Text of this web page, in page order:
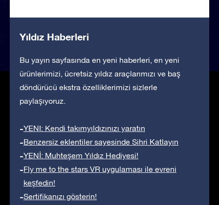
Yıldız Haberleri
Bu yayın sayfasında en yeni haberleri, en yeni
ürünlerimizi, ücretsiz yıldız araçlarımızı ve baş
döndürücü ekstra özelliklerimizi sizlerle
paylaşıyoruz.
YENI: Kendi takımyıldızınızı yaratın
Benzersiz eklentiler sayesinde Sihri Katlayın
YENİ: Muhteşem Yıldız Hediyesi!
Fly me to the stars VR uygulaması ile evreni
keşfedin!
Sertifikanızı gösterin!